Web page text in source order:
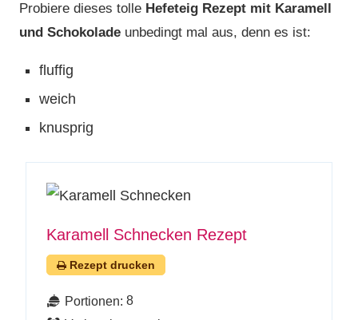
Probiere dieses tolle Hefeteig Rezept mit Karamell
und Schokolade unbedingt mal aus, denn es ist:
fluffig
weich
knusprig
Karamell Schnecken Rezept
Rezept drucken
Portionen: 8